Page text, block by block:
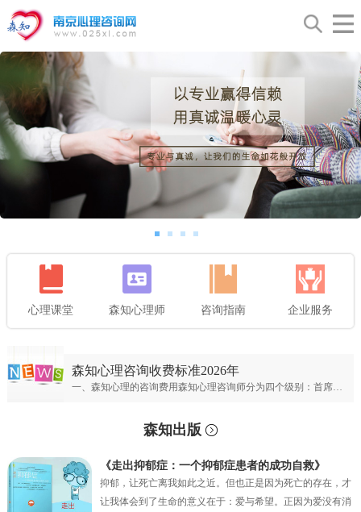
心理课堂 森知心理师 咨询指南 企业服务
森知心理咨询收费标准2026年
一、森知心理的咨询费用森知心理咨询师分为四个级别：首席专家；专家级别；资深级别；普通级别。首席心理专家：￥900元/50分钟；专家心理咨询师：￥700元/50分钟；资深心理咨询师：￥500元/50分钟；普通心理咨询师：300元/50分钟。
森知出版
《走出抑郁症：一个抑郁症患者的成功自救》
抑郁，让死亡离我如此之近。但也正是因为死亡的存在，才
让我体会到了生命的意义在于：爱与希望。正因为爱没有消